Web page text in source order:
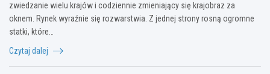
zwiedzanie wielu krajów i codziennie zmieniający się krajobraz za
oknem. Rynek wyraźnie się rozwarstwia. Z jednej strony rosną ogromne
statki, które…
Czytaj dalej